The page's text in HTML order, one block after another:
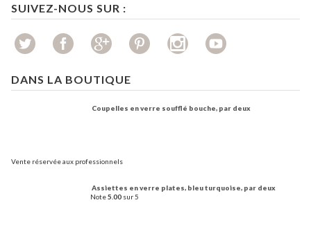
SUIVEZ-NOUS SUR :
DANS LA BOUTIQUE
Coupelles en verre soufflé bouche, par deux
Vente réservée aux professionnels
Assiettes en verre plates, bleu turquoise, par deux
Note5.00 sur 5